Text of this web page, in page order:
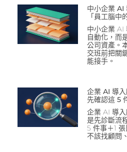
中小企業 AI
「員工腦
中小企業 AI
自動化，而
公司資產。
交班前把關
能接手。
企業 AI 導
先確認這 5
企業 AI 導
是先診斷流
5 件事＋1
不該找顧問